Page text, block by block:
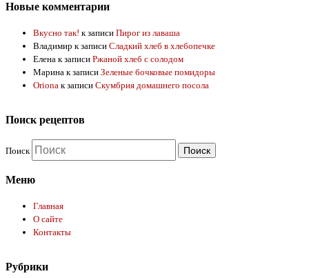
Новые комментарии
Вкусно так! к записи Пирог из лаваша
Владимир к записи Сладкий хлеб в хлебопечке
Елена к записи Ржаной хлеб с солодом
Марина к записи Зеленые бочковые помидоры
Oriona к записи Скумбрия домашнего посола
Поиск рецептов
Поиск
Меню
Главная
О сайте
Контакты
Рубрики